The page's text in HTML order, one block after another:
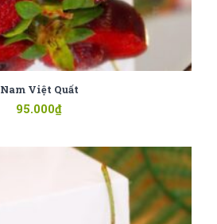
Nam Việt Quất
95.000₫